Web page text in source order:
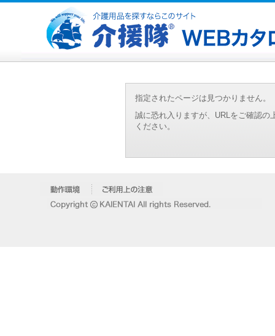
指定されたページは見つかりません。
誠に恐れ入りますが、URLをご確認
ください。